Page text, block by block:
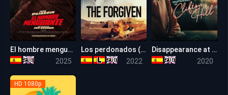
5.4
El hombre menguante
2025
6.1
Los perdonados (The Forgiven)
2022
Disappearance at Clifton Hill
2020
HD 1080p